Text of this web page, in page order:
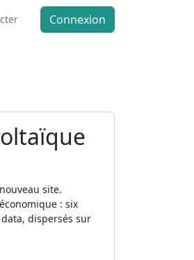
Connexion
site.
: six
dispersés sur